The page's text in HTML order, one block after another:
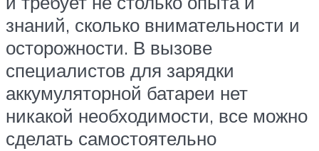
знаний, сколько внимательности и
осторожности. В вызове
специалистов для зарядки
аккумуляторной батареи нет
никакой необходимости, все можно
сделать самостоятельно